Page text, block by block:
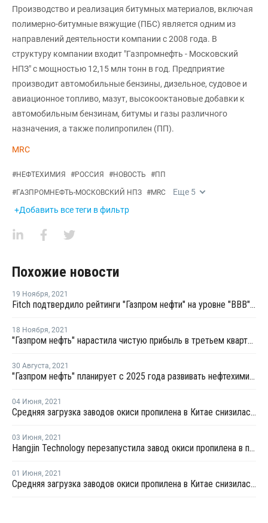
Производство и реализация битумных материалов, включая
полимерно-битумные вяжущие (ПБС) является одним из
направлений деятельности компании с 2008 года. В
структуру компании входит "Газпромнефть - Московский
НПЗ" с мощностью 12,15 млн тонн в год. Предприятие
производит автомобильные бензины, дизельное, судовое и
авиационное топливо, мазут, высокооктановые добавки к
автомобильным бензинам, битумы и газы различного
назначения, а также полипропилен (ПП).
MRC
#НЕФТЕХИМИЯ #РОССИЯ #НОВОСТЬ #ПП
#ГАЗПРОМНЕФТЬ-МОСКОВСКИЙ НПЗ #MRC Еще 5
+Добавить все теги в фильтр
Похожие новости
19 Ноября, 2021
Fitch подтвердило рейтинги "Газпром нефти" на уровне "BBB" со стабильным прогнозом
18 Ноября, 2021
"Газпром нефть" нарастила чистую прибыль в третьем квартале на 5%
30 Августа, 2021
"Газпром нефть" планирует с 2025 года развивать нефтехимию на собственных НПЗ
04 Июня, 2021
Средняя загрузка заводов окиси пропилена в Китае снизилась в конце мая на 2,2%
03 Июня, 2021
Hangjin Technology перезапустила завод окиси пропилена в провинции Ляонин после планового ремонта
01 Июня, 2021
Средняя загрузка заводов окиси пропилена в Китае снизилась на третьей неделе мая на 3,3%